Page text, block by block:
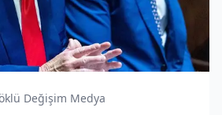
Değişim Medya